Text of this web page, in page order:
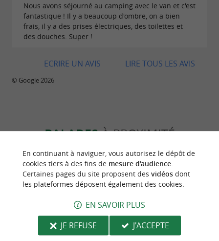
Nous avons séjourné au camping avec le van et c'est
fantastique ! Il y a beaucoup d'ombre, on a bien
frais, il y a des prises électriques, des toilettes et
des douches. Super !
LIRE TOUS LES AVIS
ECRIRE UN AVIS
© Google 2026
BALADESÀ PROXIMITÉ
En continuant à naviguer, vous autorisez le dépôt de
cookies tiers à des fins de mesure d'audience.
Certaines pages du site proposent des vidéosdont
les plateformes déposent également des cookies.
EN SAVOIR PLUS
JE REFUSE
J'ACCEPTE